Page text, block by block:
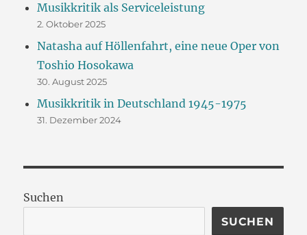
Musikkritik als Serviceleistung
2. Oktober 2025
Natasha auf Höllenfahrt, eine neue Oper von
Toshio Hosokawa
30. August 2025
Musikkritik in Deutschland 1945-1975
31. Dezember 2024
Suchen
SUCHEN